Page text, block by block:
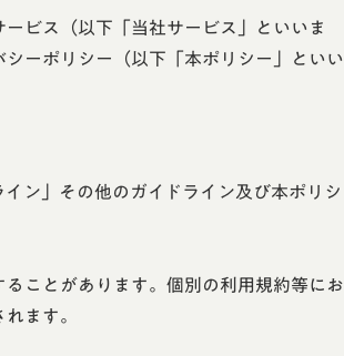
ビス（以下「当社サービス」といいま
ーポリシー（以下「本ポリシー」といい
ン」その他のガイドライン及び本ポリシ
ことがあります。個別の利用規約等にお
ます。